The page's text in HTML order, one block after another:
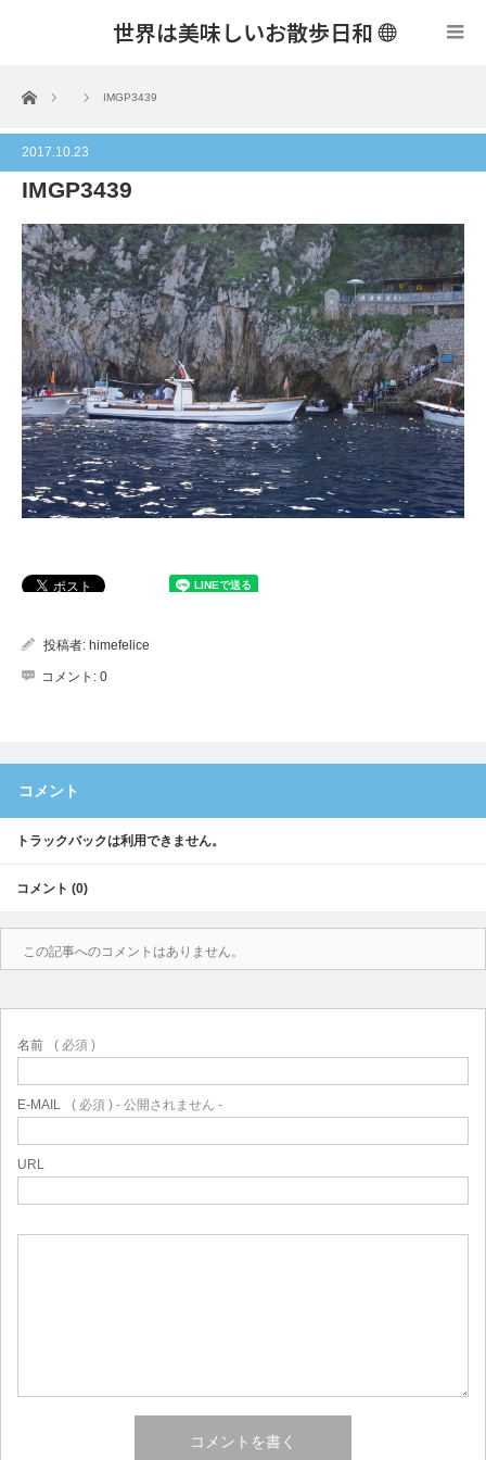
世界は美味しいお散歩日和
ホーム IMGP3439
2017.10.23
IMGP3439
投稿者: himefelice
コメント: 0
コメント
トラックバックは利用できません。
コメント (0)
この記事へのコメントはありません。
名前 ( 必須 )
E-MAIL ( 必須 ) - 公開されません -
URL